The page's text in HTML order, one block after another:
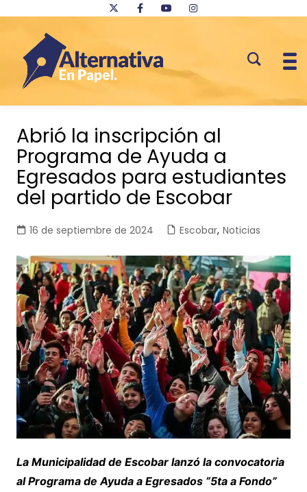
contenido
Abrió la inscripción al
Programa de Ayuda a
Egresados para estudiantes
del partido de Escobar
16 de septiembre de 2024 Escobar, Noticias
La Municipalidad de Escobar lanzó la convocatoria
al Programa de Ayuda a Egresados “5ta a Fondo”